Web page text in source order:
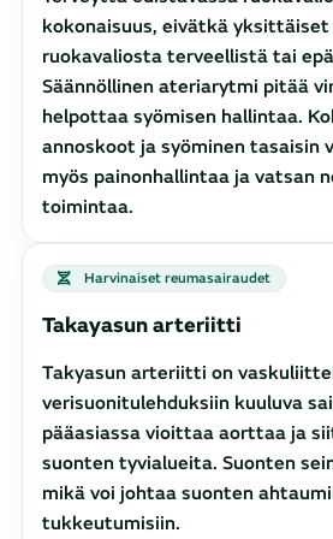
kokonaisuus, eivätkä
ruokavaliosta terveellistä tai
Säännöllinen ateriarytmi pitää
helpottaa syömisen hallintaa.
annoskoot ja syöminen tasaisin
myös painonhallintaa ja vatsan
toimintaa.
Harvinaiset reumasairaudet
Takayasun arteriitti
Takyasun arteriitti on
verisuonitulehduksiin kuuluva
pääasiassa vioittaa aorttaa ja
suonten tyvialueita. Suonten
mikä voi johtaa suonten
tukkeutumisiin.